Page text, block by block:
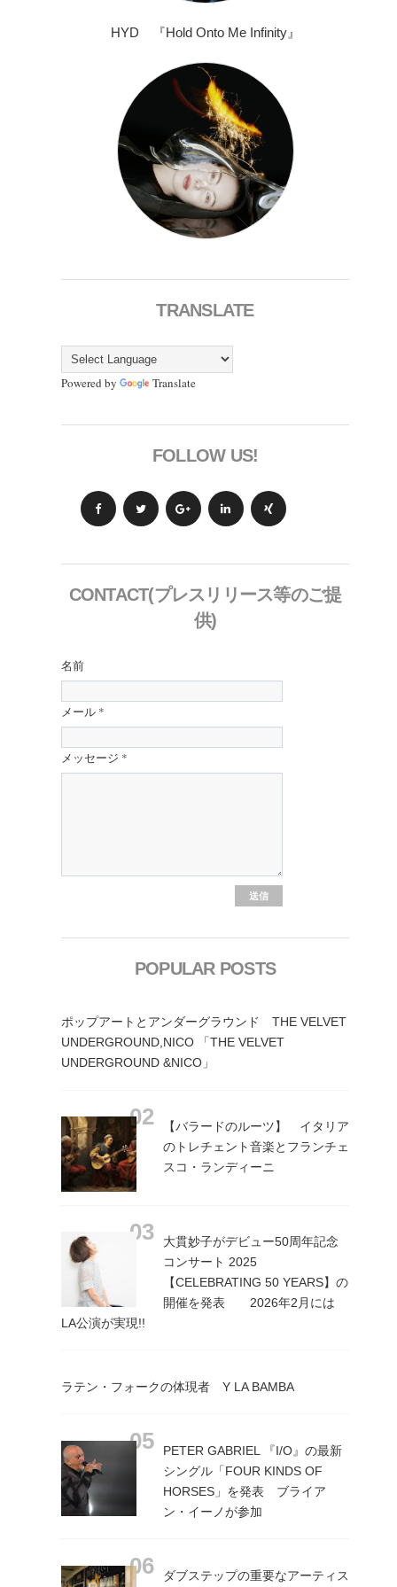
HYD 『Hold Onto Me Infinity』
TRANSLATE
Powered by Translate
FOLLOW US!
CONTACT(プレスリリース等のご提
供)
名前
メール *
メッセージ *
POPULAR POSTS
ポップアートとアンダーグラウンド THE VELVET
UNDERGROUND,NICO 「THE VELVET
UNDERGROUND &NICO」
【バラードのルーツ】 イタリア
のトレチェント音楽とフランチェ
スコ・ランディーニ
大貫妙子がデビュー50周年記念
コンサート 2025
【CELEBRATING 50 YEARS】の
開催を発表 2026年2月には
LA公演が実現!!
ラテン・フォークの体現者 Y LA BAMBA
PETER GABRIEL 『I/O』の最新
シングル「FOUR KINDS OF
HORSES」を発表 ブライア
ン・イーノが参加
ダブステップの重要なアーティス